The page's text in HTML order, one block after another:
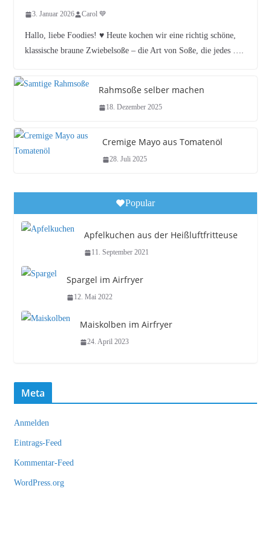
3. Januar 2026 Carol 💙
Hallo, liebe Foodies! ♥︎ Heute kochen wir eine richtig schöne,
klassische braune Zwiebelsoße – die Art von Soße, die jedes ….
Rahmsoße selber machen
18. Dezember 2025
Cremige Mayo aus Tomatenöl
28. Juli 2025
Popular
Apfelkuchen aus der Heißluftfritteuse
11. September 2021
Spargel im Airfryer
12. Mai 2022
Maiskolben im Airfryer
24. April 2023
Meta
Anmelden
Eintrags-Feed
Kommentar-Feed
WordPress.org